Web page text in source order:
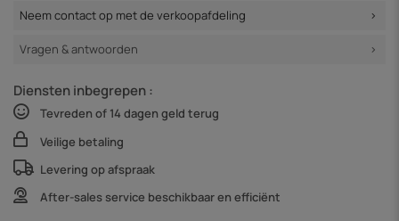
Neem contact op met de verkoopafdeling
Vragen & antwoorden
Diensten inbegrepen :
Tevreden of 14 dagen geld terug
Veilige betaling
Levering op afspraak
After-sales service beschikbaar en efficiënt